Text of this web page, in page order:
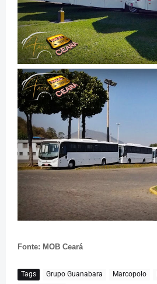
Fonte: MOB Ceará
Tags Grupo Guanabara Marcopolo